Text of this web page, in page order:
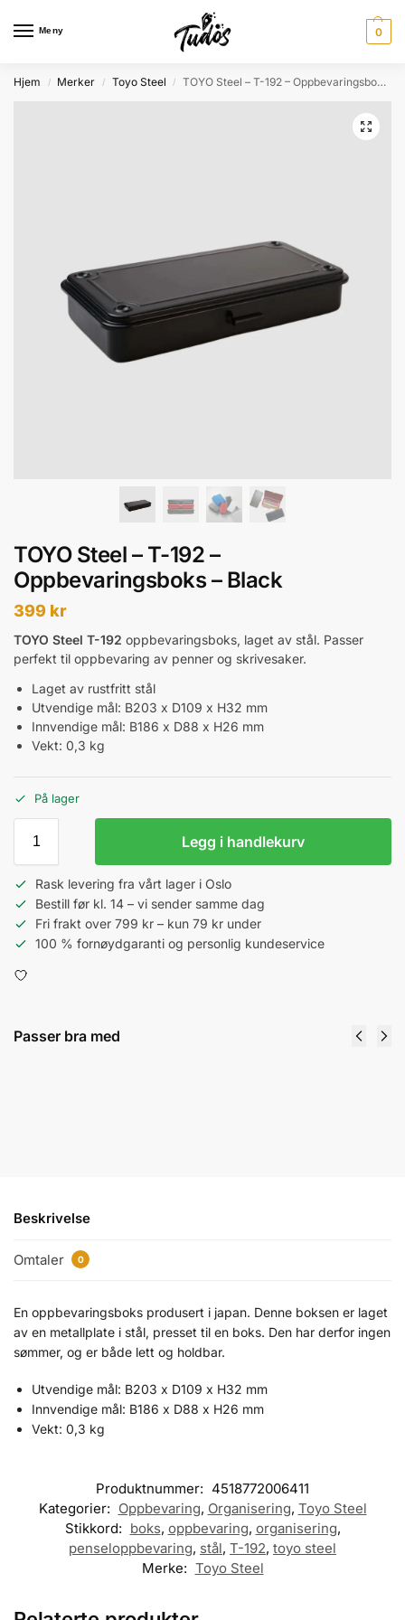
Meny 0
Hjem / Merker / Toyo Steel / TOYO Steel – T-192 – Oppbevaringsboks – Black
TOYO Steel – T-192 –
Oppbevaringsboks – Black
399 kr
TOYO Steel T-192 oppbevaringsboks, laget av stål. Passer
perfekt til oppbevaring av penner og skrivesaker.
Laget av rustfritt stål
Utvendige mål: B203 x D109 x H32 mm
Innvendige mål: B186 x D88 x H26 mm
Vekt: 0,3 kg
På lager
Legg i handlekurv
Rask levering fra vårt lager i Oslo
Bestill før kl. 14 – vi sender samme dag
Fri frakt over 799 kr – kun 79 kr under
100 % fornøydgaranti og personlig kundeservice
Passer bra med
Beskrivelse
Omtaler 0
En oppbevaringsboks produsert i japan. Denne boksen er laget
av en metallplate i stål, presset til en boks. Den har derfor ingen
sømmer, og er både lett og holdbar.
Utvendige mål: B203 x D109 x H32 mm
Innvendige mål: B186 x D88 x H26 mm
Vekt: 0,3 kg
Produktnummer: 4518772006411
Kategorier: Oppbevaring, Organisering, Toyo Steel
Stikkord: boks, oppbevaring, organisering,
penseloppbevaring, stål, T-192, toyo steel
Merke: Toyo Steel